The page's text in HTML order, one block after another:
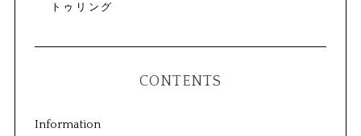
トゥリング
CONTENTS
Information